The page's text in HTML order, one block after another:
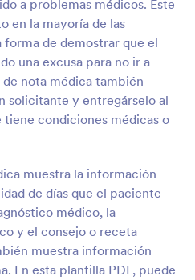
a problemas médicos. Este
en la mayoría de las
de demostrar que el
una excusa para no ir a
nota médica también
solicitante y entregárselo al
condiciones médicas o
muestra la información
de días que el paciente
médico, la
y el consejo o receta
muestra información
En esta plantilla PDF, puede